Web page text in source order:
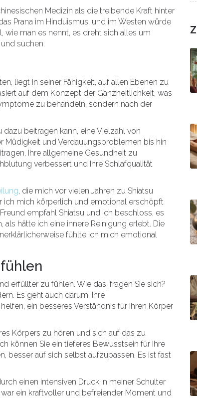
Medizin als die treibende Kraft hinter
Prana im Hinduismus, und im Westen würde
wie man es nennt, es dreht sich alles um
suchen.
liegt in seiner Fähigkeit, auf allen Ebenen zu
auf dem Konzept der Ganzheitlichkeit, was
zu behandeln, sondern nach der
dazu beitragen kann, eine Vielzahl von
Müdigkeit und Verdauungsproblemen bis hin
Ihre allgemeine Gesundheit zu
verbessert und Ihre Schlafqualität
, die mich vor vielen Jahren zu Shiatsu
ich mich körperlich und emotional erschöpft
empfahl Shiatsu und ich beschloss, es
hätte ich eine innere Reinigung erlebt. Die
fühlte ich mich emotional
erfüllter zu fühlen. Wie das, fragen Sie sich?
Es geht auch darum, Ihre
ein besseres Verständnis für Ihren Körper
Körpers zu hören und sich auf das zu
können Sie ein tieferes Bewusstsein für Ihre
besser auf sich selbst aufzupassen. Es ist fast
einen intensiven Druck in meiner Schulter
ein kraftvoller und befreiender Moment und